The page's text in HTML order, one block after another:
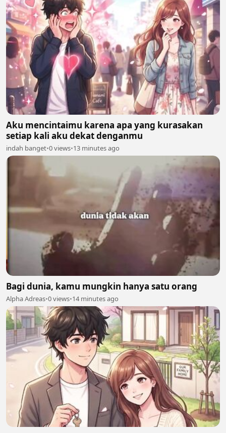
Aku mencintaimu karena apa yang kurasakan
setiap kali aku dekat denganmu
indah banget•0 views•13 minutes ago
Bagi dunia, kamu mungkin hanya satu orang
Alpha Adreas•0 views•14 minutes ago